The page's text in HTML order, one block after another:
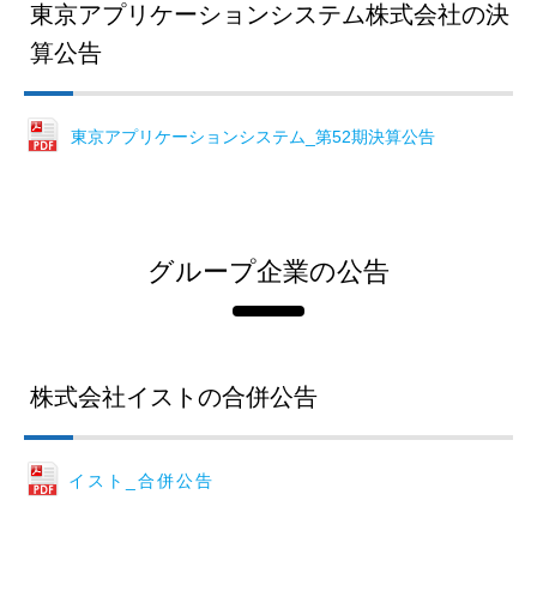
東京アプリケーションシステム株式会社の決
算公告
東京アプリケーションシステム_第52期決算公告
グループ企業の公告
株式会社イストの合併公告
イスト_合併公告